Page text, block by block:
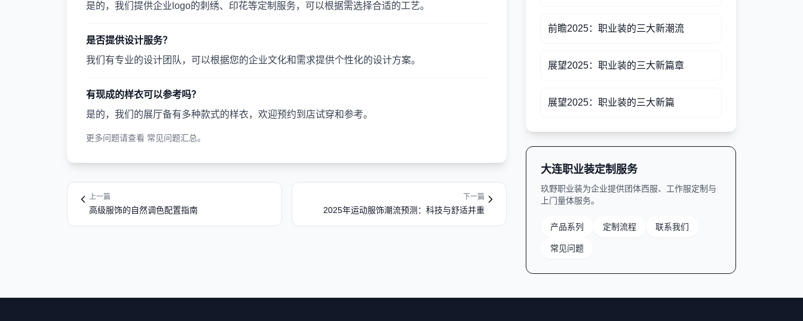
是的，我们提供企业logo的刺绣、印花等定制服务，可以根据需选择合适的工艺。
是否提供设计服务？
我们有专业的设计团队，可以根据您的企业文化和需求提供个性化的设计方案。
有现成的样衣可以参考吗？
是的，我们的展厅备有多种款式的样衣，欢迎预约到店试穿和参考。
更多问题请查看 常见问题汇总。
上一篇
高级服饰的自然调色配置指南
下一篇
2025年运动服饰潮流预测：科技与舒适并重
前瞻2025：职业装的三大新潮流
展望2025：职业装的三大新篇章
展望2025：职业装的三大新篇
大连职业装定制服务
玖野职业装为企业提供团体西服、工作服定制与
上门量体服务。
产品系列 定制流程 联系我们
常见问题